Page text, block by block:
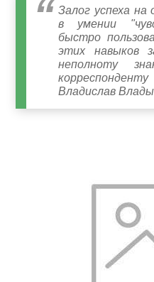
Залог успеха на
в умении
быстро
этих навыков
неполноту
Владислав